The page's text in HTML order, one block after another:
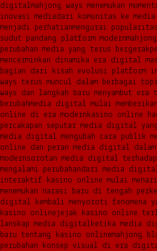
digitalmahjong ways menemukan
inovasi mediadari komunitas ke
menjadi perhatianmengurai
sudut pandang platform modern
perubahan media yang terus bergerak
mencerminkan dinamika era digital
bagian dari kisah evolusi platform
ways terus muncul dalam berbagai
ways dan langkah baru menyambut
berubahmedia digital mulai
online di era modern kasino online
percakapan seputar media digital
media digital mengubah cara publik
online dan peran media digital dalam
modernsorotan media digital
mengalami perubahandari media
interaktif kasino online mulai
menemukan narasi baru di tengah
digital kembali menyoroti fenomena
kasino onlinejejak kasino online
lanskap media digital ketika media
baru tentang kasino onlinemahjong
perubahan konsep visual di era